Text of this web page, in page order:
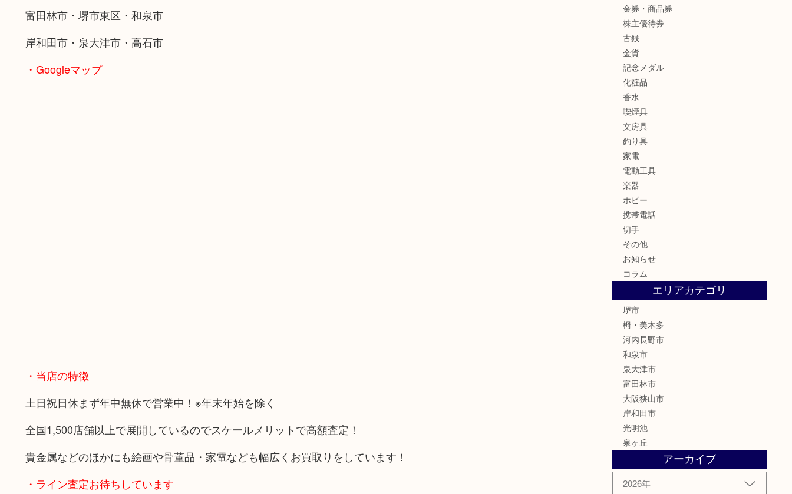
富田林市・堺市東区・和泉市
岸和田市・泉大津市・高石市
・Googleマップ
・当店の特徴
土日祝日休まず年中無休で営業中！※年末年始を除く
全国1,500店舗以上で展開しているのでスケールメリットで高額査定！
貴金属などのほかにも絵画や骨董品・家電なども幅広くお買取りをしています！
・ライン査定お待ちしています
金券・商品券
株主優待券
古銭
金貨
記念メダル
化粧品
香水
喫煙具
文房具
釣り具
家電
電動工具
楽器
ホビー
携帯電話
切手
その他
お知らせ
コラム
エリアカテゴリ
堺市
栂・美木多
河内長野市
和泉市
泉大津市
富田林市
大阪狭山市
岸和田市
光明池
泉ヶ丘
アーカイブ
2026年